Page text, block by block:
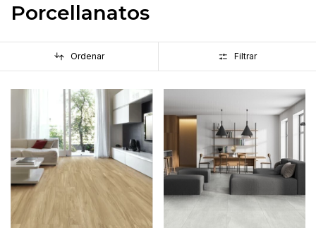
Porcellanatos
Ordenar Filtrar